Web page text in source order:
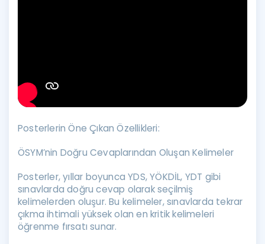
Posterlerin Öne Çıkan Özellikleri:
ÖSYM’nin Doğru Cevaplarından Oluşan Kelimeler
Posterler, yıllar boyunca YDS, YÖKDİL, YDT gibi
sınavlarda doğru cevap olarak seçilmiş
kelimelerden oluşur. Bu kelimeler, sınavlarda tekrar
çıkma ihtimali yüksek olan en kritik kelimeleri
öğrenme fırsatı sunar.